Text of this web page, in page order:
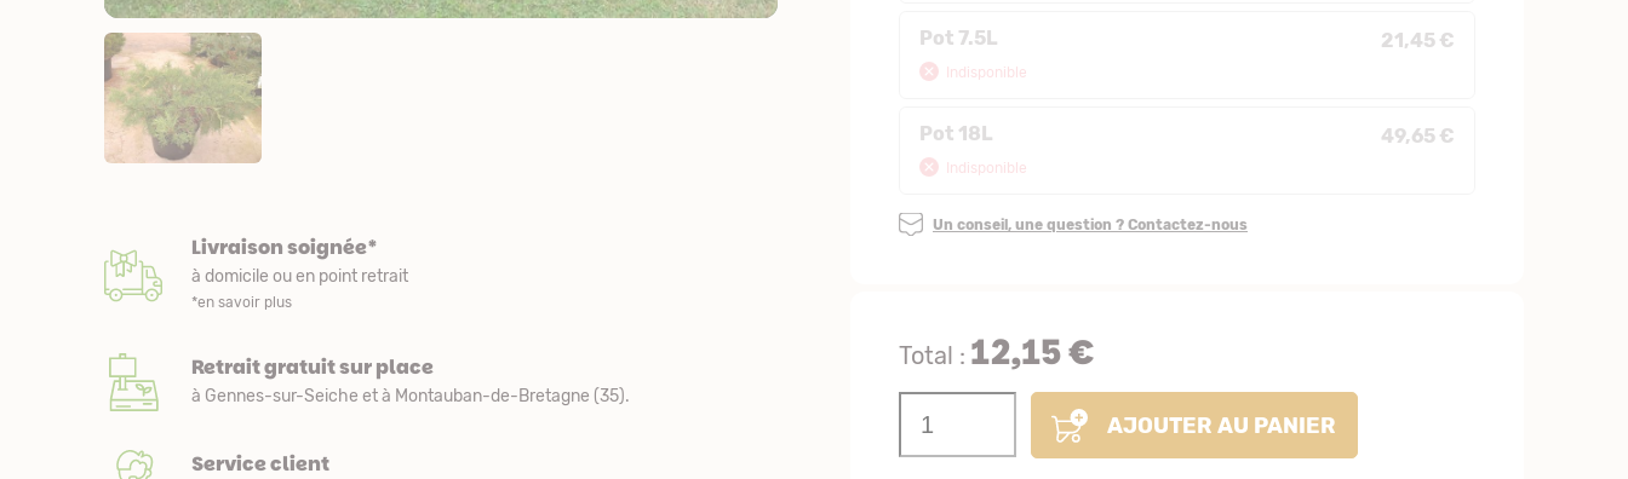
Pot 7.5L 21,45 €
Indisponible
Pot 18L 49,65 €
Indisponible
Un conseil, une question ? Contactez-nous
Total : 12,15 €
AJOUTER AU PANIER
Livraison soignée*
à domicile ou en point retrait
*en savoir plus
Retrait gratuit sur place
à Gennes-sur-Seiche et à Montauban-de-Bretagne (35).
Service client